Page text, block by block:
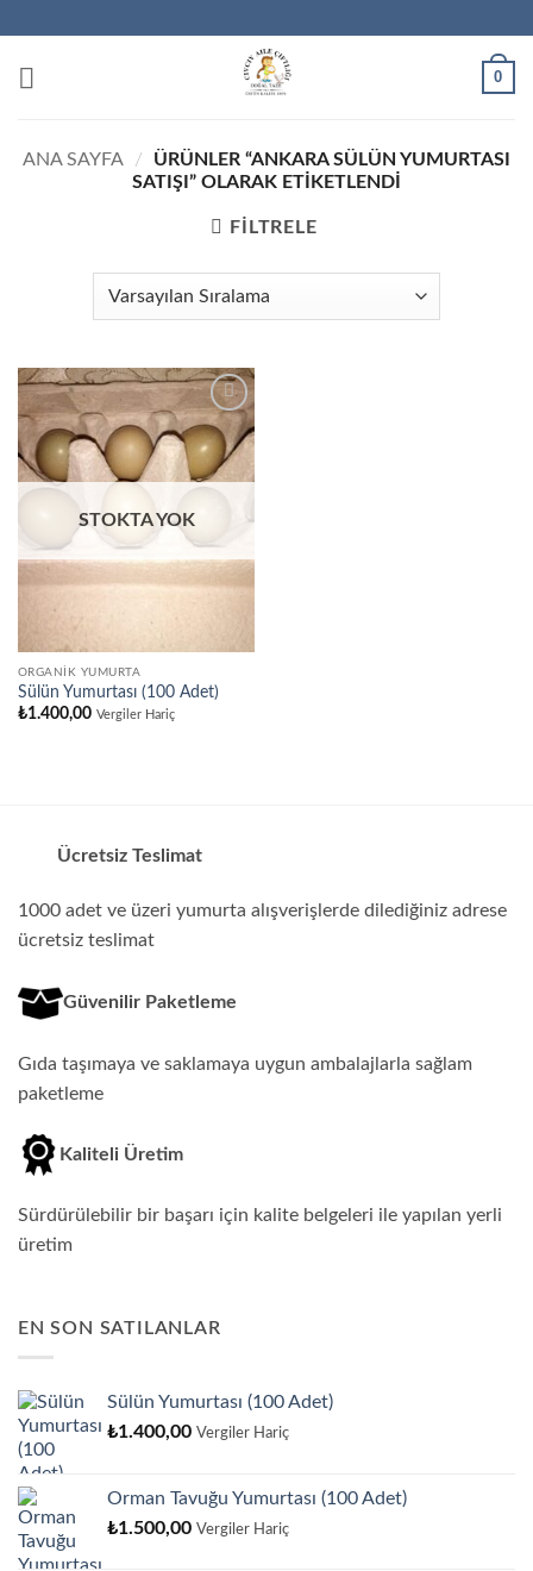
0
ANA SAYFA /
ÜRÜNLER “ANKARA SÜLÜN YUMURTASI
SATIŞI” OLARAK ETIKETLENDI
FILTRELE
STOKTA YOK
ORGANIK YUMURTA
Sülün Yumurtası (100 Adet)
₺1.400,00 Vergiler Hariç
Ücretsiz Teslimat
1000 adet ve üzeri yumurta alışverişlerde dilediğiniz adrese
ücretsiz teslimat
Güvenilir Paketleme
Gıda taşımaya ve saklamaya uygun ambalajlarla sağlam
paketleme
Kaliteli Üretim
Sürdürülebilir bir başarı için kalite belgeleri ile yapılan yerli
üretim
EN SON SATILANLAR
Sülün Yumurtası (100 Adet)
₺1.400,00 Vergiler Hariç
Orman Tavuğu Yumurtası (100 Adet)
₺1.500,00 Vergiler Hariç